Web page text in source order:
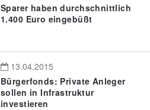
Sparer haben durchschnittlich
1.400 Euro eingebüßt
13.04.2015
Bürgerfonds: Private Anleger
sollen in Infrastruktur
investieren